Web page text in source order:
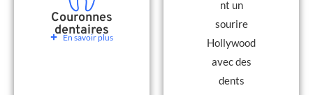
Couronnes
dentaires
En savoir plus